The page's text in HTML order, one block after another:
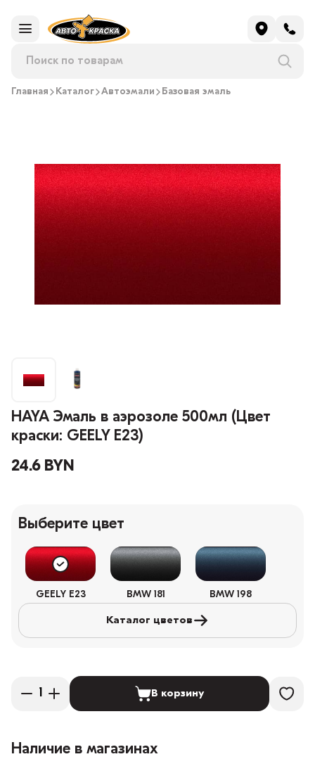
Главная Каталог Автоэмали Базовая эмаль
HAYA Эмаль в аэрозоле 500мл (Цвет
краски: GEELY E23)
24.6 BYN
Выберите цвет
GEELY E23 BMW 181 BMW 198
Каталог цветов
В корзину
Наличие в магазинах